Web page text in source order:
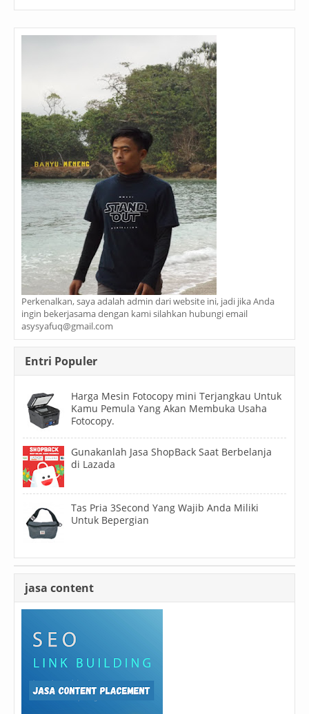
Perkenalkan, saya adalah admin dari website ini, jadi jika Anda
ingin bekerjasama dengan kami silahkan hubungi email
asysyafuq@gmail.com
Entri Populer
Harga Mesin Fotocopy mini Terjangkau Untuk
Kamu Pemula Yang Akan Membuka Usaha
Fotocopy.
Gunakanlah Jasa ShopBack Saat Berbelanja
di Lazada
Tas Pria 3Second Yang Wajib Anda Miliki
Untuk Bepergian
jasa content